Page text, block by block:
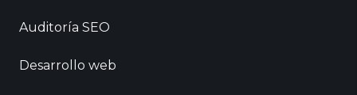
Auditoría SEO
Desarrollo web